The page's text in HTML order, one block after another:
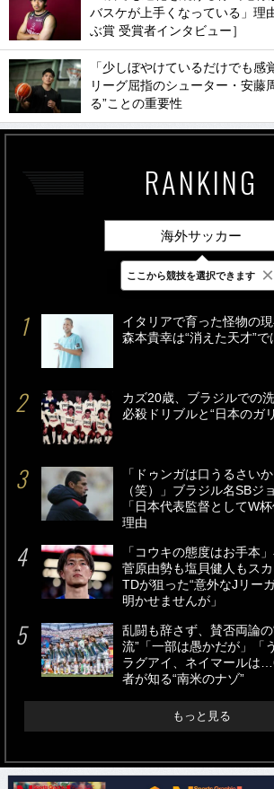
バスケが上手くなっている」理
ぶ賞 受賞者インタビュー］
「少しぼやけているだけでも感
リーグ屈指のシューター・安藤
る”ことの重要性
RANKING
海外サッカー
最新 24時間 週間
イタリアで育った怪物の現
森本貴幸は“消えた天才”で
カズ20歳、ブラジルでの洗
必殺ドリブルと“日本のガ
「ドゥンガは口うるさい
（笑）」ブラジル名SBジ
「日本代表監督としてW
理由
「コウキの態度はお手本
菅原由勢も塩貝健人もス
TDが狙った“意外なJリー
明かせませんが」
乱闘も辞さず、賛否両論
流”「一部は愚かだが」「
ラグアイ、ネイマールは
者が知る“南米のナゾ”
もっと見る
ここから競技を選択できます ×